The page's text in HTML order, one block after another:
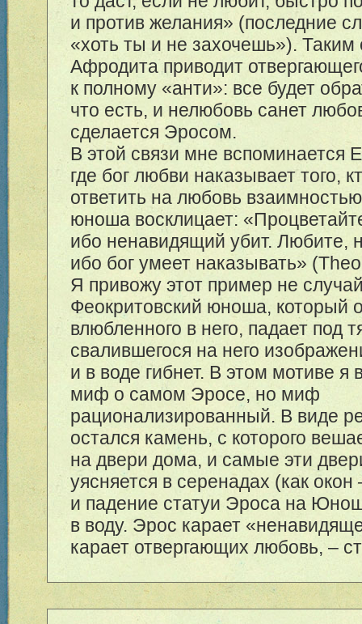
и против желания» (последние
«хоть ты и не захочешь»). Таким
Афродита приводит
к полному «анти»: все будет
что есть, и нелюбовь санет
сделается Эросом.
В этой связи мне вспоминается
где бог любви наказывает того,
ответить на любовь
юноша восклицает:
ибо ненавидящий убит. Любите,
ибо бог умеет наказывать»
Я привожу этот пример не
Феокритовский юноша, который
влюбленного в него, падает под
свалившегося на него
и в воде гибнет. В этом мотиве я
миф о самом Эросе, но миф
рационализированный. В виде
остался камень, с которого
на двери дома, и самые эти
уясняется в серенадах (как окон
и падение статуи Эроса на
в воду. Эрос карает
карает отвергающих любовь, –